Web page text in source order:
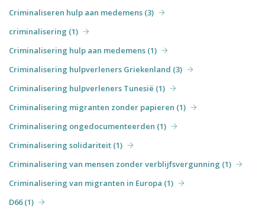
Criminaliseren hulp aan medemens (3)
criminalisering (1)
Criminalisering hulp aan medemens (1)
Criminalisering hulpverleners Griekenland (3)
Criminalisering hulpverleners Tunesië (1)
Criminalisering migranten zonder papieren (1)
Criminalisering ongedocumenteerden (1)
Criminalisering solidariteit (1)
Criminalisering van mensen zonder verblijfsvergunning (1)
Criminalisering van migranten in Europa (1)
D66 (1)